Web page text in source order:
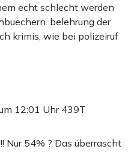
echt schlecht werden
belehrung der
krimis, wie bei polizeiruf
12:01 Uhr 439T
Nur 54% ? Das überrascht